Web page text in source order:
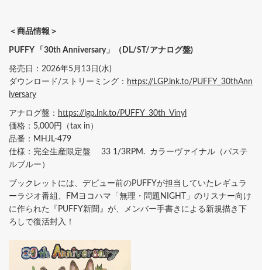
＜商品情報＞
PUFFY 「30th Anniversary」（DL/ST/アナログ盤)
発売日：2026年5月13日(水)
ダウンロード/ストリーミング： https://LGP.lnk.to/PUFFY_30thAnn
iversary
アナログ盤： https://lgp.lnk.to/PUFFY_30th_Vinyl
価格：5,000円（tax in）
品番：MHJL-479
仕様：完全生産限定盤 33 1/3RPM. カラーヴァイナル（パステ
ルブルー）
ブックレットには、デビュー前のPUFFYが担当していたレギュラ
ーラジオ番組、FMヨコハマ「無理・問題NIGHT」のリスナー向け
に作られた『PUFFY新聞』が、メンバー手書きによる新規描き下
ろしで復活封入！